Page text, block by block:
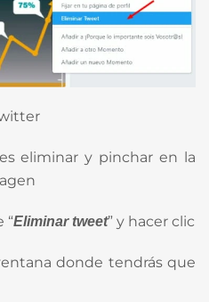
eliminar y pinchar en la
“Eliminar tweet” y hacer clic
donde tendrás que